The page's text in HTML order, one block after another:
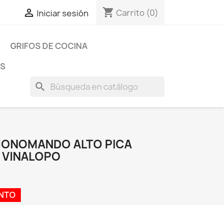
 Iniciar sesión shopping_cart Carrito (0)
GRIFOS DE COCINA
search
ALTO PICA